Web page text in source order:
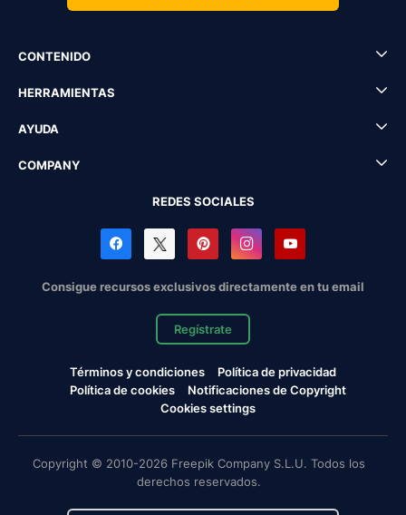
CONTENIDO
HERRAMIENTAS
AYUDA
COMPANY
REDES SOCIALES
Consigue recursos exclusivos directamente en tu email
Regístrate
Términos y condiciones
Política de privacidad
Política de cookies
Notificaciones de Copyright
Cookies settings
Copyright © 2010-2026 Freepik Company S.L.U. Todos los
derechos reservados.